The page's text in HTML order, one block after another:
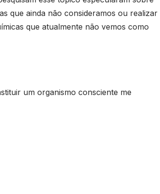
que ainda não consideramos ou realizar
que atualmente não vemos como
um organismo consciente me